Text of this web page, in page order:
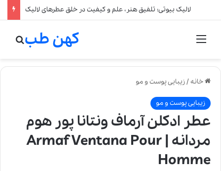
لالیک بیوتی: تلفیق هنر، علم و کیفیت در خلق عطرهای لالیک
منو کهن طب
خانه/زیبایی پوست و مو
زیبایی پوست و مو
عطر ادکلن آرماف ونتانا پور هوم
مردانه | Armaf Ventana Pour
Homme